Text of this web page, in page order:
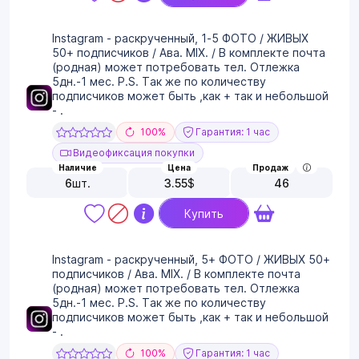
Instagram - раскрученный, 1-5 ФОТО / ЖИВЫХ
50+ подписчиков / Ава. MIX. / В комплекте почта
(родная) может потребовать тел. Отлежка
5дн.-1 мес. P.S. Так же по количеству
подписчиков может быть ,как + так и небольшой
- .
100%
Гарантия: 1 час
Видеофиксация покупки
Наличие
6шт.
Цена
3.55$
Продаж
46
Купить
Instagram - раскрученный, 5+ ФОТО / ЖИВЫХ 50+
подписчиков / Ава. MIX. / В комплекте почта
(родная) может потребовать тел. Отлежка
5дн.-1 мес. P.S. Так же по количеству
подписчиков может быть ,как + так и небольшой
- .
100%
Гарантия: 1 час